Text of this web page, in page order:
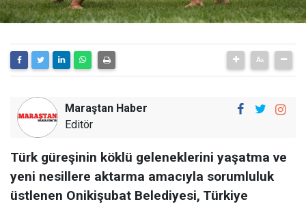
Maraştan Haber
Editör
Türk güreşinin köklü geleneklerini yaşatma ve
yeni nesillere aktarma amacıyla sorumluluk
üstlenen Onikişubat Belediyesi, Türkiye